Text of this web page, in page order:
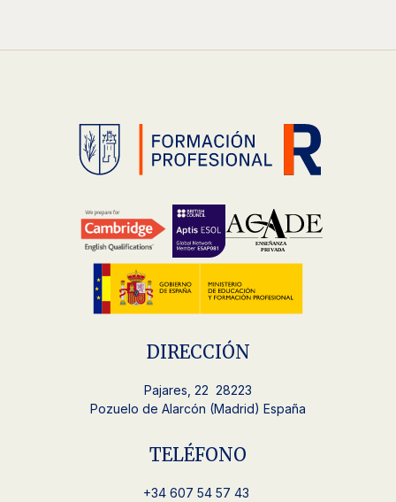
DIRECCIÓN
Pajares, 22 28223
Pozuelo de Alarcón (Madrid) España
TELÉFONO
+34 607 54 57 43